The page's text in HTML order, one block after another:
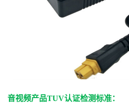
音视频产品TUV认证检测标准：